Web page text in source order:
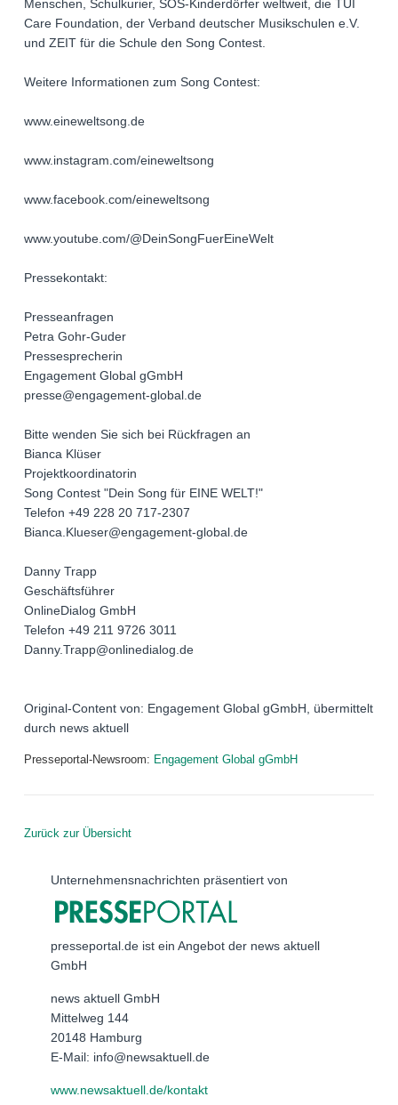
Menschen, Schulkurier, SOS-Kinderdörfer weltweit, die TUI
Care Foundation, der Verband deutscher Musikschulen e.V.
und ZEIT für die Schule den Song Contest.
Weitere Informationen zum Song Contest:
www.eineweltsong.de
www.instagram.com/eineweltsong
www.facebook.com/eineweltsong
www.youtube.com/@DeinSongFuerEineWelt
Pressekontakt:
Presseanfragen
Petra Gohr-Guder
Pressesprecherin
Engagement Global gGmbH
presse@engagement-global.de
Bitte wenden Sie sich bei Rückfragen an
Bianca Klüser
Projektkoordinatorin
Song Contest "Dein Song für EINE WELT!"
Telefon +49 228 20 717-2307
Bianca.Klueser@engagement-global.de
Danny Trapp
Geschäftsführer
OnlineDialog GmbH
Telefon +49 211 9726 3011
Danny.Trapp@onlinedialog.de
Original-Content von: Engagement Global gGmbH, übermittelt
durch news aktuell
Presseportal-Newsroom: Engagement Global gGmbH
Zurück zur Übersicht
Unternehmensnachrichten präsentiert von
presseportal.de ist ein Angebot der news aktuell
GmbH
news aktuell GmbH
Mittelweg 144
20148 Hamburg
E-Mail: info@newsaktuell.de
www.newsaktuell.de/kontakt